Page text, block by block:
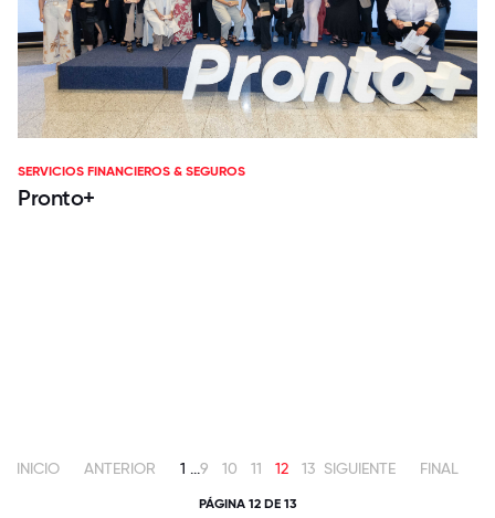
SERVICIOS FINANCIEROS & SEGUROS
Pronto+
INICIO ANTERIOR 1 9 10 11 12 13 SIGUIENTE FINAL
PÁGINA 12 DE 13